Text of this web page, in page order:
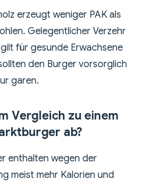
erzeugt weniger PAK als
Gelegentlicher Verzehr
für gesunde Erwachsene
den Burger vorsorglich
garen.
Vergleich zu einem
ab?
enthalten wegen der
meist mehr Kalorien und